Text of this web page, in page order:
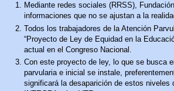
Mediante redes sociales (RRSS),
informaciones que no se ajustan a la
Todos los trabajadores de la Atención
“Proyecto de Ley de Equidad en la
actual en el Congreso Nacional.
Con este proyecto de ley, lo que se busca
parvularia e inicial se instale,
significará la desaparición de estos niveles